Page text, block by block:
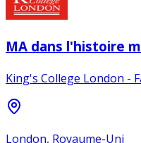
MA dans l'histoire
King's College London -
London, Royaume-Uni